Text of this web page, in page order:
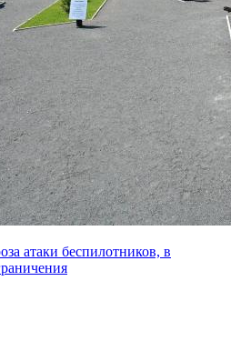
атаки беспилотников, в